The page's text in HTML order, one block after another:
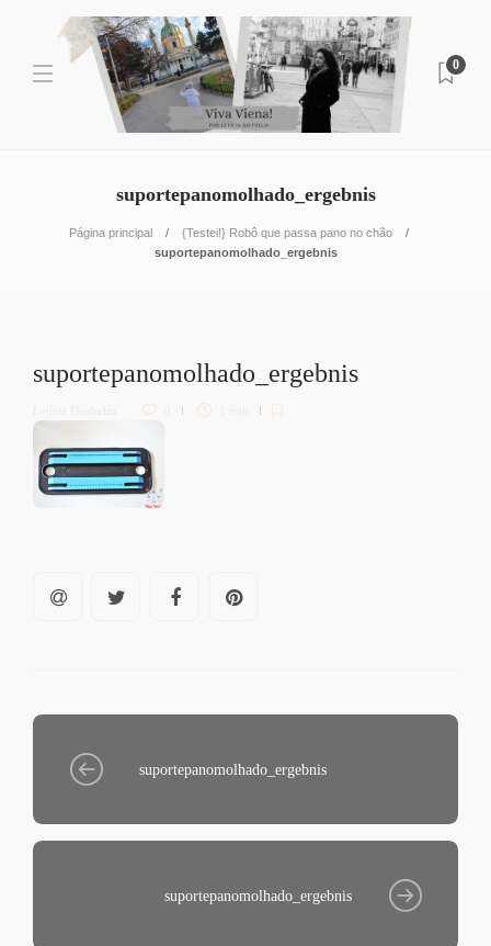
0
suportepanomolhado_ergebnis
Página principal
{Testei!} Robô que passa pano no chão
suportepanomolhado_ergebnis
suportepanomolhado_ergebnis
Letícia Diethelm 0 1 min
suportepanomolhado_ergebnis
suportepanomolhado_ergebnis